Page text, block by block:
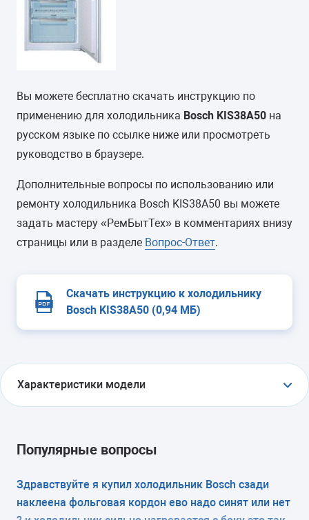
Вы можете бесплатно скачать инструкцию по
применению для холодильника Bosch KIS38A50 на
русском языке по ссылке ниже или просмотреть
руководство в браузере.
Дополнительные вопросы по использованию или
ремонту холодильника Bosch KIS38A50 вы можете
задать мастеру «РемБытТех» в комментариях внизу
страницы или в разделе Вопрос-Ответ.
Скачать инструкцию к холодильнику
Bosch KIS38A50 (0,94 МБ)
Характеристики модели
холодильник с морозильником
ТИП УПРАВЛЕНИЯ
электронное
Популярные вопросы
Здравствуйте я купил холодильник Bosch сзади
наклеена фольговая кордон ево надо синят или нет